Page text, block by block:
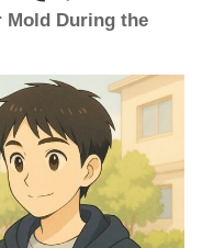
Mold During the